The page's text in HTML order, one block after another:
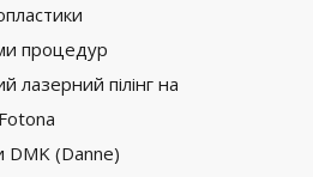
процедур
лазерний пілінг на
DMK (Danne)